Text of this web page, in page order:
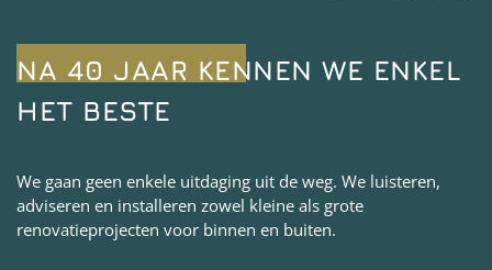
NA 40 JAAR KENNEN WE ENKEL
HET BESTE
We gaan geen enkele uitdaging uit de weg. We luisteren,
adviseren en installeren zowel kleine als grote
renovatieprojecten voor binnen en buiten.